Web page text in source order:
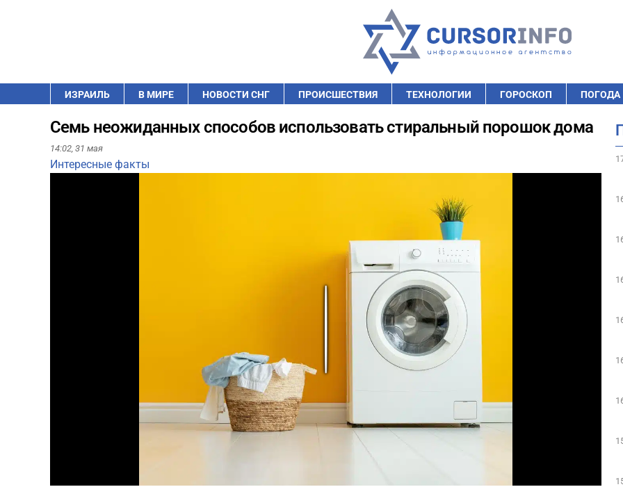
ИЗРАИЛЬ В МИРЕ НОВОСТИ СНГ ПРОИСШЕСТВИЯ ТЕХНОЛОГИИ ГОРОСКОП ПОГОДА
Семь неожиданных способов использовать стиральный порошок дома
14:02, 31 мая
Интересные факты
Play